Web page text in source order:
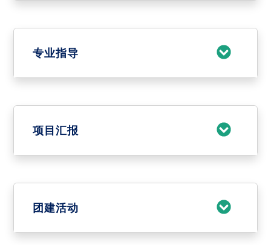
专业指导
项目汇报
团建活动